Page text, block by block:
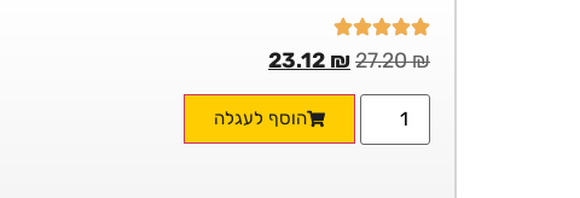
27.20₪
23.12 ₪
הוסף לעגלה